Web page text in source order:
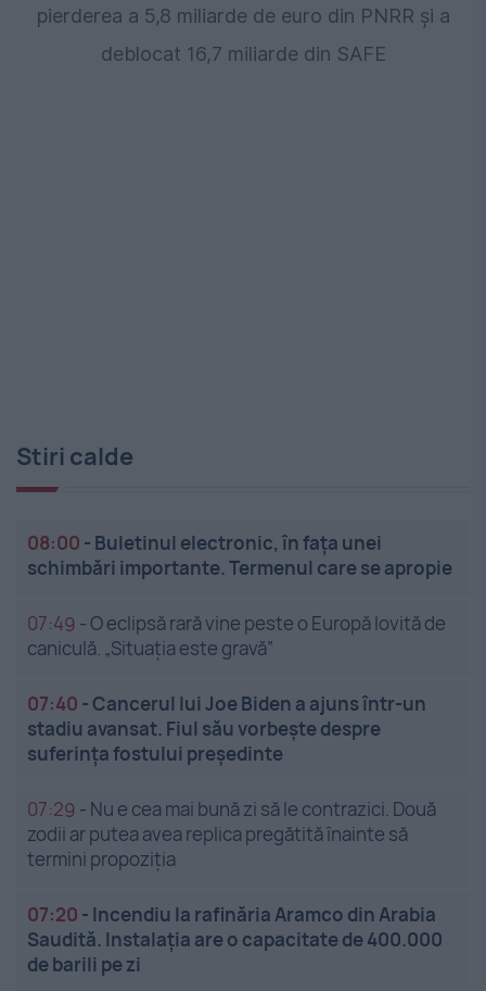
pierderea a 5,8 miliarde de euro din PNRR și a
deblocat 16,7 miliarde din SAFE
Stiri calde
08:00 - Buletinul electronic, în fața unei
schimbări importante. Termenul care se apropie
07:49 -O eclipsă rară vine peste o Europă lovită de
caniculă. „Situația este gravă”
07:40 -Cancerul lui Joe Biden a ajuns într-un
stadiu avansat. Fiul său vorbește despre
suferința fostului președinte
07:29 - Nu e cea mai bună zi să le contrazici. Două
zodii ar putea avea replica pregătită înainte să
termini propoziția
07:20 - Incendiu la rafinăria Aramco din Arabia
Saudită. Instalația are o capacitate de 400.000
de barili pe zi